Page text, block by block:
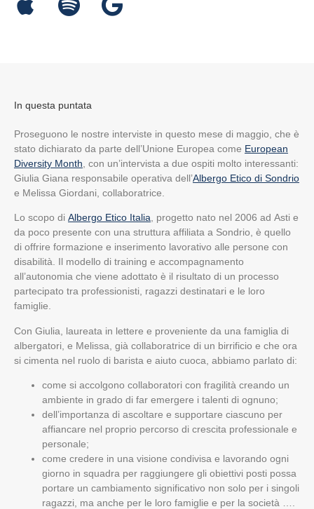
In questa puntata
Proseguono le nostre interviste in questo mese di maggio, che è
stato dichiarato da parte dell’Unione Europea come European
Diversity Month , con un’intervista a due ospiti molto interessanti:
Giulia Giana responsabile operativa dell’Albergo Etico di Sondrio
e Melissa Giordani, collaboratrice.
Lo scopo di Albergo Etico Italia , progetto nato nel 2006 ad Asti e
da poco presente con una struttura affiliata a Sondrio, è quello
di offrire formazione e inserimento lavorativo alle persone con
disabilità. Il modello di training e accompagnamento
all’autonomia che viene adottato è il risultato di un processo
partecipato tra professionisti, ragazzi destinatari e le loro
famiglie.
Con Giulia, laureata in lettere e proveniente da una famiglia di
albergatori, e Melissa, già collaboratrice di un birrificio e che ora
si cimenta nel ruolo di barista e aiuto cuoca, abbiamo parlato di:
come si accolgono collaboratori con fragilità creando un
ambiente in grado di far emergere i talenti di ognuno;
dell’importanza di ascoltare e supportare ciascuno per
affiancare nel proprio percorso di crescita professionale e
personale;
come credere in una visione condivisa e lavorando ogni
giorno in squadra per raggiungere gli obiettivi posti possa
portare un cambiamento significativo non solo per i singoli
ragazzi, ma anche per le loro famiglie e per la società ….